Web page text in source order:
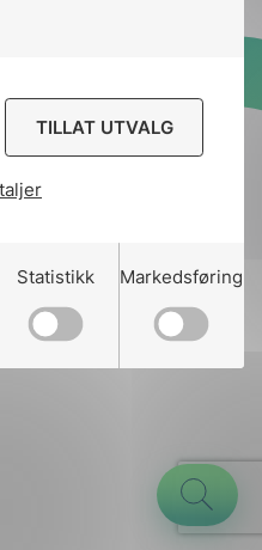
TILLAT UTVALG
Statistikk Markedsføring